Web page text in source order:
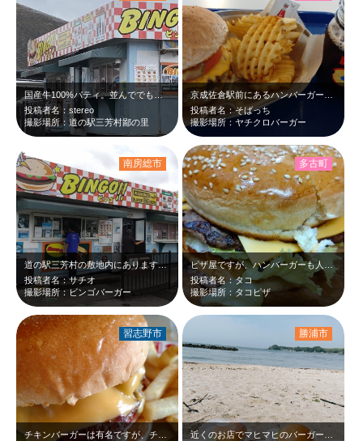
国産牛100%パティ。並んででも食べる価値ありますよ。
投稿者名：stereo
撮影場所：道の駅三芳村鄙の里
投稿者名：そばっち
撮影場所：ヤチクロバーガー
道の駅三芳村の敷地内にあります。ハンバ―ガ―ショップです。大きくてボリューム満…
投稿者名：サチオ
撮影場所：ビンゴバーガー
南房総市
投稿者名：タコ
撮影場所：タコピザ
多古町
習志野市 勝浦市